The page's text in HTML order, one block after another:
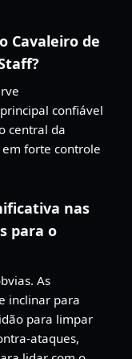
Cavaleiro de
confiável
central da
em forte controle
nas
para o
As
inclinar para
para limpar
ataques,